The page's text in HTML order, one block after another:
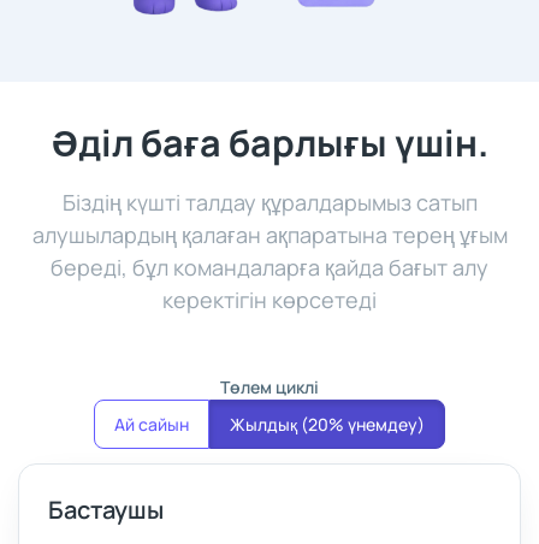
Әділ баға барлығы үшін.
Біздің күшті талдау құралдарымыз сатып
алушылардың қалаған ақпаратына терең ұғым
береді, бұл командаларға қайда бағыт алу
керектігін көрсетеді
Төлем циклі
Ай сайын
Жылдық (20% үнемдеу)
Бастаушы